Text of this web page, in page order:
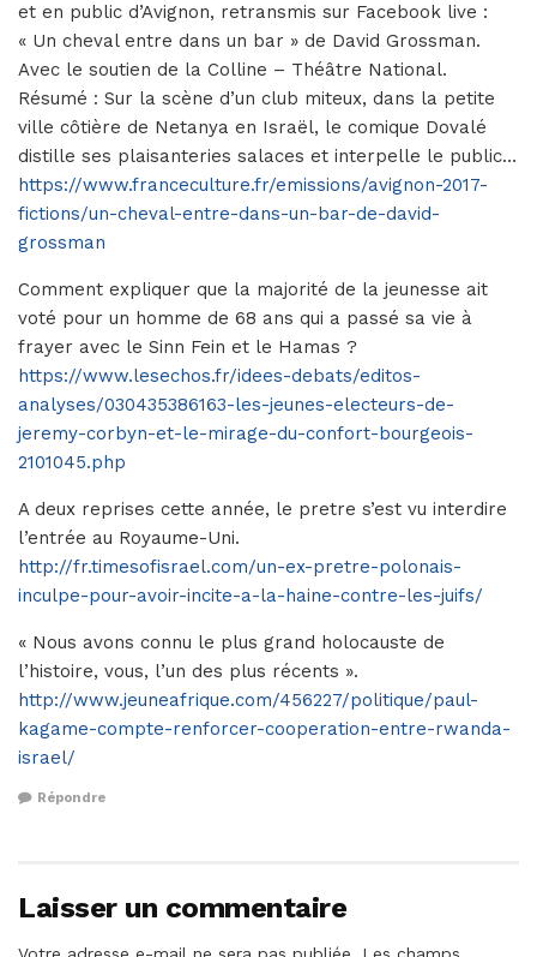
et en public d’Avignon, retransmis sur Facebook live :
« Un cheval entre dans un bar » de David Grossman.
Avec le soutien de la Colline – Théâtre National.
Résumé : Sur la scène d’un club miteux, dans la petite
ville côtière de Netanya en Israël, le comique Dovalé
distille ses plaisanteries salaces et interpelle le public…
https://www.franceculture.fr/emissions/avignon-2017-
fictions/un-cheval-entre-dans-un-bar-de-david-
grossman
Comment expliquer que la majorité de la jeunesse ait
voté pour un homme de 68 ans qui a passé sa vie à
frayer avec le Sinn Fein et le Hamas ?
https://www.lesechos.fr/idees-debats/editos-
analyses/030435386163-les-jeunes-electeurs-de-
jeremy-corbyn-et-le-mirage-du-confort-bourgeois-
2101045.php
A deux reprises cette année, le pretre s’est vu interdire
l’entrée au Royaume-Uni.
http://fr.timesofisrael.com/un-ex-pretre-polonais-
inculpe-pour-avoir-incite-a-la-haine-contre-les-juifs/
« Nous avons connu le plus grand holocauste de
l’histoire, vous, l’un des plus récents ».
http://www.jeuneafrique.com/456227/politique/paul-
kagame-compte-renforcer-cooperation-entre-rwanda-
israel/
Répondre
Laisser un commentaire
Votre adresse e-mail ne sera pas publiée. Les champs